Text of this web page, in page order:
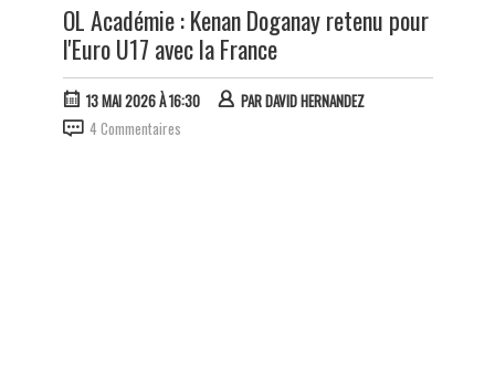
OL Académie : Kenan Doganay retenu pour
l'Euro U17 avec la France
13 MAI 2026 À 16:30 PARDAVID HERNANDEZ
4 Commentaires